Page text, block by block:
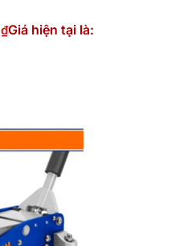
₫Giá hiện tại là: